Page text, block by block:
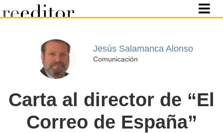
Jesús Salamanca Alonso
Comunicación
Carta al director de “El
Correo de España”